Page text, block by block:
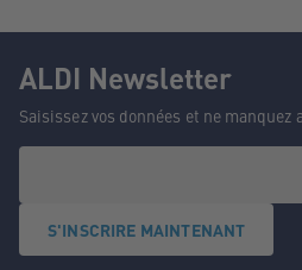
ALDI Newsletter
Saisissez vos données et ne manquez
S'INSCRIRE MAINTENANT